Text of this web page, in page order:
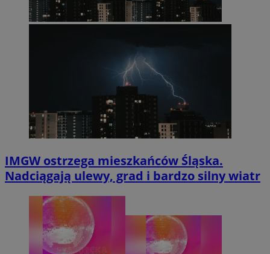
IMGW ostrzega mieszkańców Śląska.
Nadciągają ulewy, grad i bardzo silny wiatr